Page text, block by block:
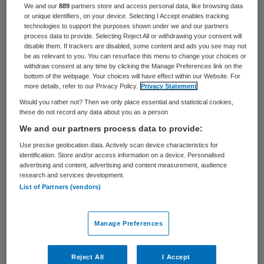
Het zikavirus is nu ook in Zuid-Korea
opgedoken. Seoul heeft dinsdag het eerste
geval van het virus bevestigd. Het gaat om
een 43-jarige man die tijdens zijn reis naar
Brazilië besmet geraakt is, aldus het
nationale centrum voor gezondheidszorg.
Het zikavirus is voor ongeboren baby’s en
zwangere vrouwen heel gevaarlijk. Keiharde
wetenschappelijke bewijzen dat het virus
tot misvormde schedeltjes zou leiden, zijn
dat het zikavirus de placenta en het
zenuwstelsel kan beschadigen. Het kan tot
allerlei neurologische storingen leiden. Het
We and our889 partners store and access personal data, like browsing data
or unique identifiers, on your device. Selecting I Accept enables tracking
technologies to support the purposes shown under we and our partners
process data to provide. Selecting Reject All or withdrawing your consent will
disable them. If trackers are disabled, some content and ads you see may not
be as relevant to you. You can resurface this menu to change your choices or
withdraw consent at any time by clicking the Manage Preferences link on the
bottom of the webpage. Your choices will have effect within our Website. For
more details, refer to our Privacy Policy.
Privacy Statement
Would you rather not? Then we only place essential and statistical cookies,
these do not record any data about you as a person
We and our partners process data to provide:
Use precise geolocation data. Actively scan device characteristics for
identification. Store and/or access information on a device. Personalised
advertising and content, advertising and content measurement, audience
research and services development.
List of Partners (vendors)
Manage Preferences
Reject All I Accept